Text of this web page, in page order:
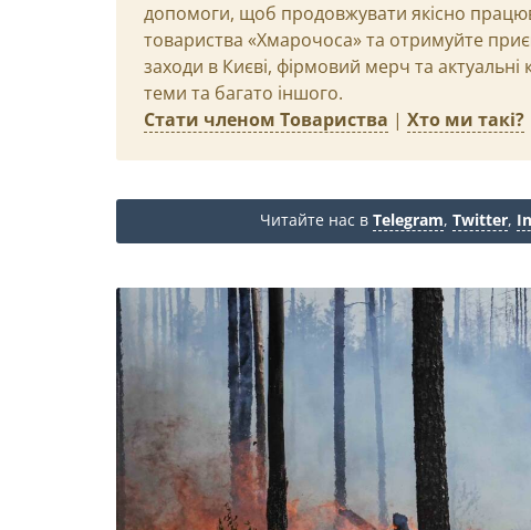
допомоги, щоб продовжувати якісно
товариства «Хмарочоса» та отримуйте
заходи в Києві, фірмовий мерч та
теми та багато іншого.
Стати членом Товариства | Хто ми такі?
Читайте нас в Telegram, Twitter,